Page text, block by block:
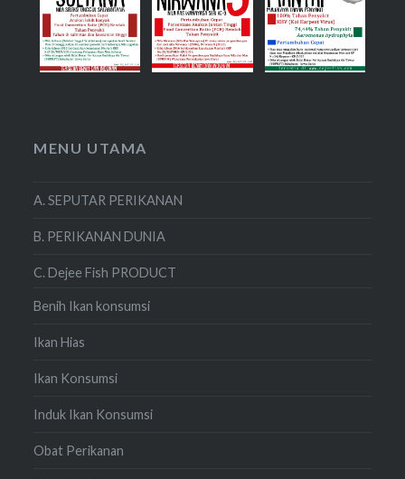
MENU UTAMA
A. SEPUTAR PERIKANAN
B. PERIKANAN DUNIA
C. Dejee Fish PRODUCT
Benih Ikan konsumsi
Ikan Hias
Ikan Konsumsi
Induk Ikan Konsumsi
Obat Perikanan